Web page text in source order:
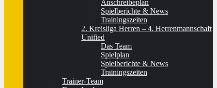
Anschreibeplan
Spielberichte & News
Trainingszeiten
2. Kreisliga Herren – 4. Herrenmannschaft
Unified
Das Team
Spielplan
Spielberichte & News
Trainingszeiten
Trainer-Team